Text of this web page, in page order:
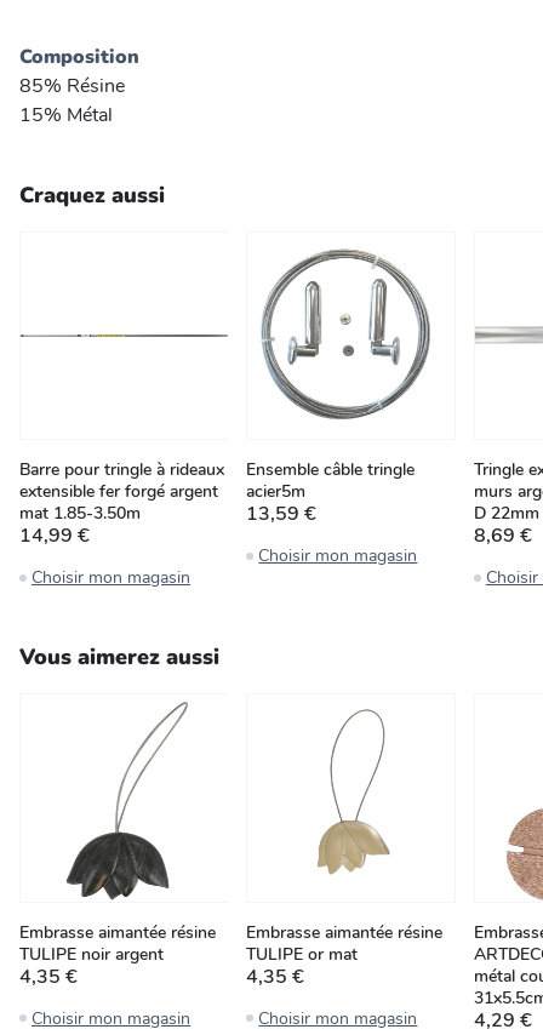
Composition
85% Résine
15% Métal
Craquez aussi
Barre pour tringle à rideaux
extensible fer forgé argent
mat 1.85-3.50m
14,99 €
Choisir mon magasin
Ensemble câble tringle
acier5m
13,59 €
Choisir mon magasin
Tringle
murs
D 22mm
8,69 €
Vous aimerez aussi
Embrasse aimantée résine
TULIPE noir argent
4,35 €
Choisir mon magasin
Embrasse aimantée résine
TULIPE or mat
4,35 €
Choisir mon magasin
métal
4,29 €